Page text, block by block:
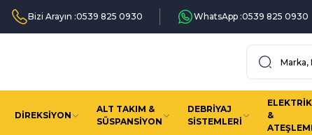
Bizi Arayın :0539 825 0930 WhatsApp :0539 825 0930
DİREKSİYON
ALT TAKIM &
SÜSPANSİYON
DEBRİYAJ
SİSTEMLERİ
ELEKTRİK
&